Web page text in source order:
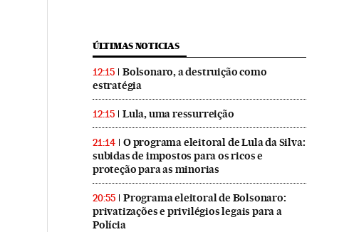
ÚLTIMAS NOTICIAS
12:15
Bolsonaro, a destruição como
estratégia
12:15 Lula, uma ressurreição
21:14
O programa eleitoral de Lula da Silva:
subidas de impostos para os ricos e
proteção para as minorias
20:55
Programa eleitoral de Bolsonaro:
privatizações e privilégios legais para a
Polícia